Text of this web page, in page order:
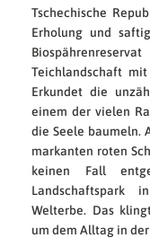
Tschechische
Erholung und
Teichlandschaft
Erkundet die
einem der vielen
die Seele baumeln.
markanten roten
keinen Fall
Landschaftspark
Welterbe. Das
um dem Alltag in